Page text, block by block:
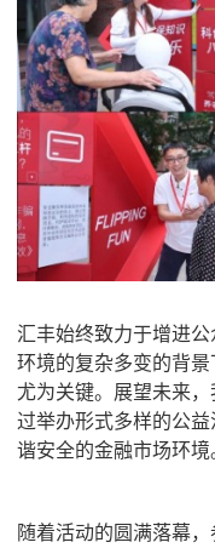
汇丰始终致力于增进
环境的复杂多变的背
尤为关键。展望未来
过举办形式多样的公
谐安全的金融市场环境
随着活动的圆满落幕